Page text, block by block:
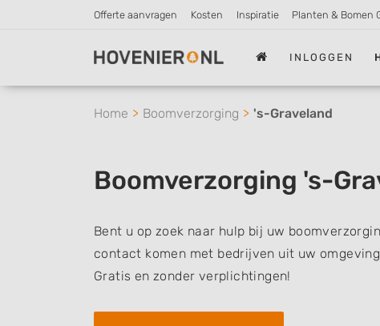
Offerte aanvragen Kosten Inspiratie Planten & Bomen
INLOGGEN
Home Boomverzorging 's-Graveland
Boomverzorging 's-
Bent u op zoek naar hulp bij uw
contact komen met bedrijven uit uw
Gratis en zonder verplichtingen!